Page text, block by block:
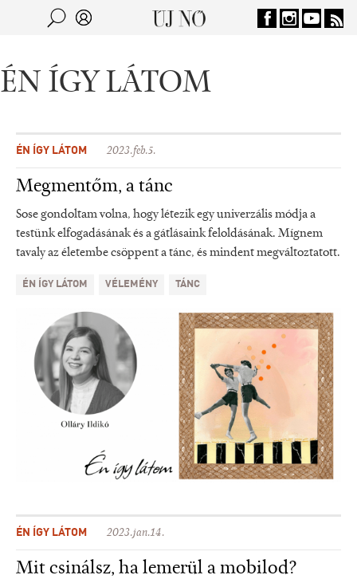
Jump to navigation
ÉN ÍGY LÁTOM
ÉN ÍGY LÁTOM 2023.feb.5.
Megmentőm, a tánc
Sose gondoltam volna, hogy létezik egy univerzális módja a
testünk elfogadásának és a gátlásaink feloldásának. Mígnem
tavaly az életembe csöppent a tánc, és mindent megváltoztatott.
ÉN ÍGY LÁTOM VÉLEMÉNY TÁNC
ÉN ÍGY LÁTOM 2023.jan.14.
Mit csinálsz, ha lemerül a mobilod?